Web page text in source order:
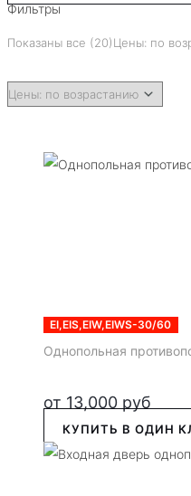
Фильтры
Показаны все (20)Цены: по
EI,EIS,EIW,EIWS-30/60
Однопольная
от 13,000 руб
КУПИТЬ В ОДИН